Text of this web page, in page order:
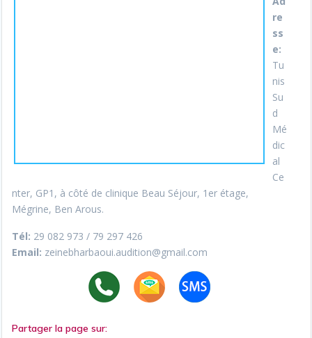
re
ss
e:
Tu
nis
Su
d
Mé
dic
al
Ce
nter, GP1, à côté de clinique Beau Séjour, 1er étage,
Mégrine, Ben Arous.
Tél: 29 082 973 / 79 297 426
Email: zeinebharbaoui.audition@gmail.com
Partager la page sur: